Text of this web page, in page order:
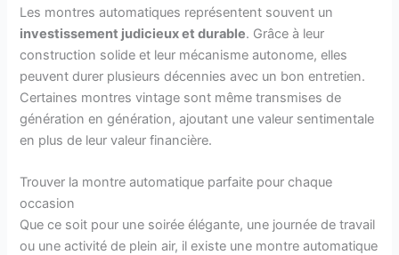
Les montres automatiques représentent souvent un
investissement judicieux et durable. Grâce à leur
construction solide et leur mécanisme autonome, elles
peuvent durer plusieurs décennies avec un bon entretien.
Certaines montres vintage sont même transmises de
génération en génération, ajoutant une valeur sentimentale
en plus de leur valeur financière.
Trouver la montre automatique parfaite pour chaque
occasion
Que ce soit pour une soirée élégante, une journée de travail
ou une activité de plein air, il existe une montre automatique